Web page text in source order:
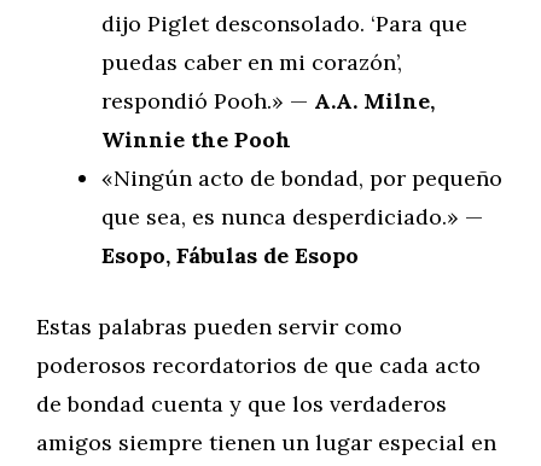
dijo Piglet desconsolado. ‘Para que
puedas caber en mi corazón’,
respondió Pooh.» — A.A. Milne,
Winnie the Pooh
«Ningún acto de bondad, por pequeño
que sea, es nunca desperdiciado.» —
Esopo, Fábulas de Esopo
Estas palabras pueden servir como
poderosos recordatorios de que cada acto
de bondad cuenta y que los verdaderos
amigos siempre tienen un lugar especial en